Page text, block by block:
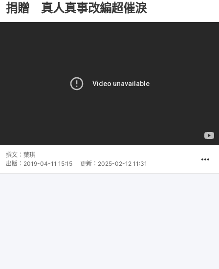
捐贈 真人真事改編超催淚
撰文： 葉琪
出版： 2019-04-11 15:15 更新： 2025-02-12 11:31